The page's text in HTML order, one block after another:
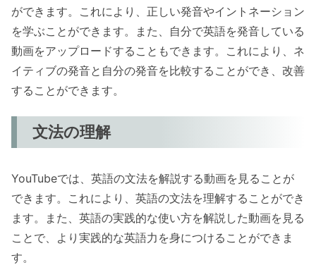
ができます。これにより、正しい発音やイントネーション
を学ぶことができます。また、自分で英語を発音している
動画をアップロードすることもできます。これにより、ネ
イティブの発音と自分の発音を比較することができ、改善
することができます。
文法の理解
YouTubeでは、英語の文法を解説する動画を見ることが
できます。これにより、英語の文法を理解することができ
ます。また、英語の実践的な使い方を解説した動画を見る
ことで、より実践的な英語力を身につけることができま
す。